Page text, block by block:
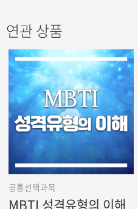
연관 상품
공통선택과목
MBTI 성격유형의 이해